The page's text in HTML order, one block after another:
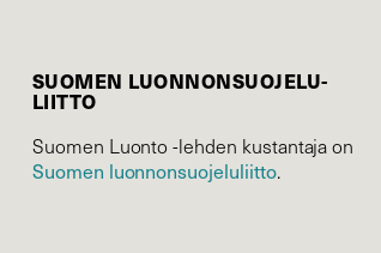
SUOMEN LUONNON­SUOJELU­
LIITTO
Suomen Luonto -lehden kustantaja on
Suomen luonnonsuojelu­liitto.